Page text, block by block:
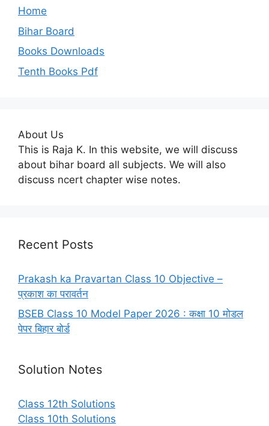
Home
Bihar Board
Books Downloads
Tenth Books Pdf
About Us
This is Raja K. In this website, we will discuss
about bihar board all subjects. We will also
discuss ncert chapter wise notes.
Recent Posts
Prakash ka Pravartan Class 10 Objective –
प्रकाश का परावर्तन
BSEB Class 10 Model Paper 2026 : कक्षा 10 मोडल
पेपर बिहार बोर्ड
Solution Notes
Class 12th Solutions
Class 10th Solutions